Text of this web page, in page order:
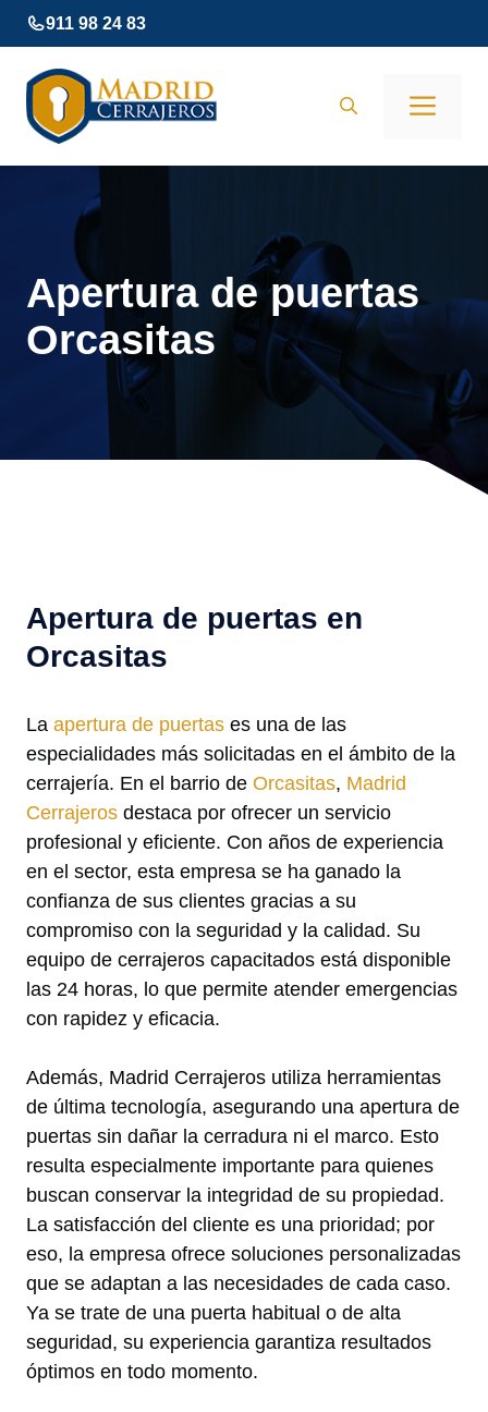
Saltar
al
contenido
911 98 24 83
Apertura de puertas
Orcasitas
Apertura de puertas en
Orcasitas
La apertura de puertas es una de las
especialidades más solicitadas en el ámbito de la
cerrajería. En el barrio de Orcasitas, Madrid
Cerrajeros destaca por ofrecer un servicio
profesional y eficiente. Con años de experiencia
en el sector, esta empresa se ha ganado la
confianza de sus clientes gracias a su
compromiso con la seguridad y la calidad. Su
equipo de cerrajeros capacitados está disponible
las 24 horas, lo que permite atender emergencias
con rapidez y eficacia.
Además, Madrid Cerrajeros utiliza herramientas
de última tecnología, asegurando una apertura de
puertas sin dañar la cerradura ni el marco. Esto
resulta especialmente importante para quienes
buscan conservar la integridad de su propiedad.
La satisfacción del cliente es una prioridad; por
eso, la empresa ofrece soluciones personalizadas
que se adaptan a las necesidades de cada caso.
Ya se trate de una puerta habitual o de alta
seguridad, su experiencia garantiza resultados
óptimos en todo momento.